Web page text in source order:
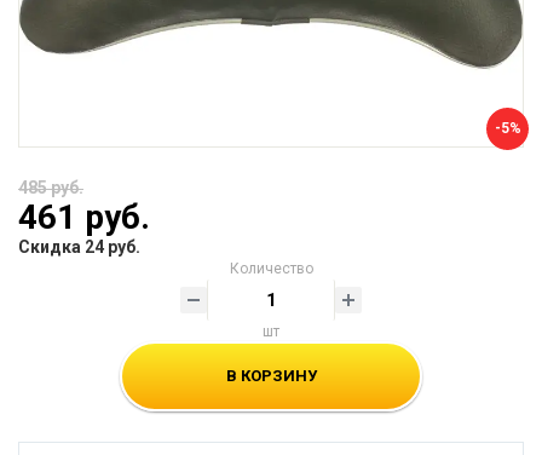
-5%
485 руб.
461 руб.
Скидка 24 руб.
Количество
шт
В КОРЗИНУ